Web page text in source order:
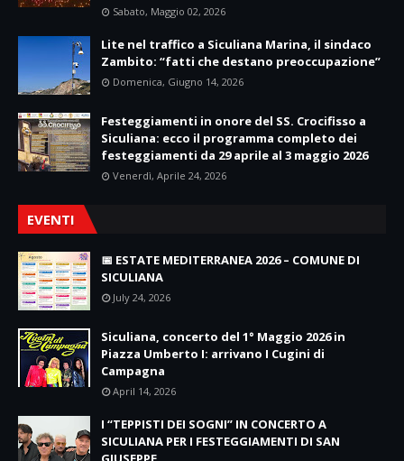
Sabato, Maggio 02, 2026
Lite nel traffico a Siculiana Marina, il sindaco
Zambito: “fatti che destano preoccupazione”
Domenica, Giugno 14, 2026
Festeggiamenti in onore del SS. Crocifisso a
Siculiana: ecco il programma completo dei
festeggiamenti da 29 aprile al 3 maggio 2026
Venerdì, Aprile 24, 2026
EVENTI
📅 ESTATE MEDITERRANEA 2026 – COMUNE DI
SICULIANA
July 24, 2026
Siculiana, concerto del 1° Maggio 2026 in
Piazza Umberto I: arrivano I Cugini di
Campagna
April 14, 2026
I “TEPPISTI DEI SOGNI” IN CONCERTO A
SICULIANA PER I FESTEGGIAMENTI DI SAN